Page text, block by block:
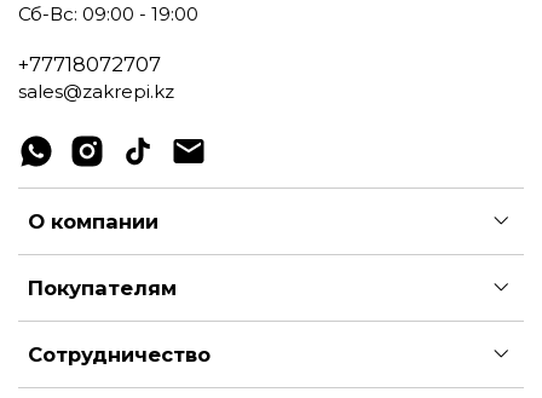
Сб-Вс: 09:00 - 19:00
+77718072707
sales@zakrepi.kz
О компании
Покупателям
Сотрудничество